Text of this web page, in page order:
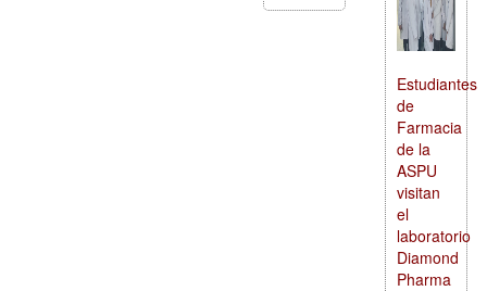
Estudiantes
de
Farmacia
de la
ASPU
visitan
el
laboratorio
Diamond
Pharma